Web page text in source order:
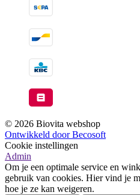
© 2026 Biovita webshop
Ontwikkeld door Becosoft
Cookie instellingen
Admin
Om je een optimale service en
gebruik van cookies. Hier vind je
hoe je ze kan weigeren.